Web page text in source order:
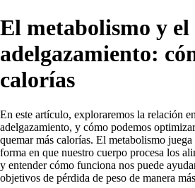
El metabolismo y el
adelgazamiento:
calorías
En este artículo, exploraremos la relación
adelgazamiento, y cómo podemos
quemar más calorías. El metabolismo
forma en que nuestro cuerpo procesa los
y entender cómo funciona nos puede
objetivos de pérdida de peso de manera